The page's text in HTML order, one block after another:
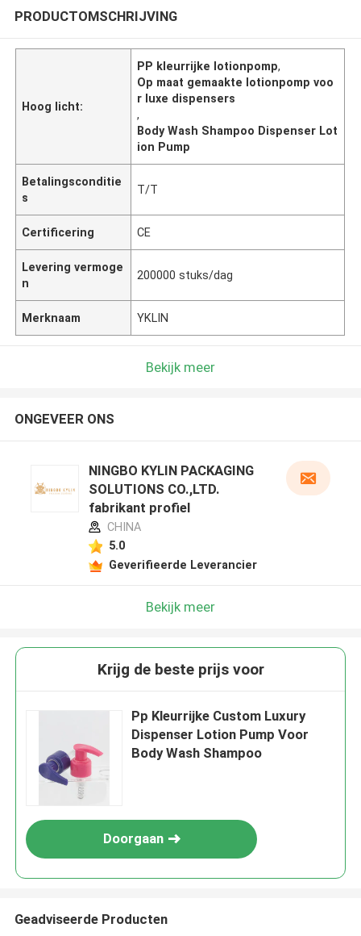
PRODUCTOMSCHRIJVING
Hoog licht:
PP kleurrijke lotionpomp,
Op maat gemaakte lotionpomp voo
r luxe dispensers
,
Body Wash Shampoo Dispenser Lot
ion Pump
Betalingsconditie
s
T/T
Certificering CE
Levering vermoge
n
200000 stuks/dag
Merknaam YKLIN
Bekijk meer
ONGEVEER ONS
NINGBO KYLIN PACKAGING
SOLUTIONS CO.,LTD.
fabrikant profiel
CHINA
5.0
Geverifieerde Leverancier
Bekijk meer
Krijg de beste prijs voor
Pp Kleurrijke Custom Luxury
Dispenser Lotion Pump Voor
Body Wash Shampoo
Doorgaan
Geadviseerde Producten